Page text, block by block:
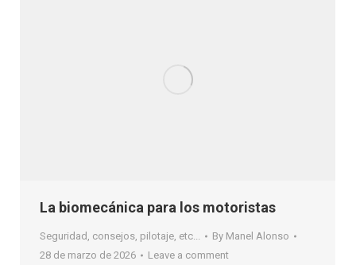
La biomecánica para los motoristas
Seguridad, consejos, pilotaje, etc... By Manel Alonso
28 de marzo de 2026
Leave a comment